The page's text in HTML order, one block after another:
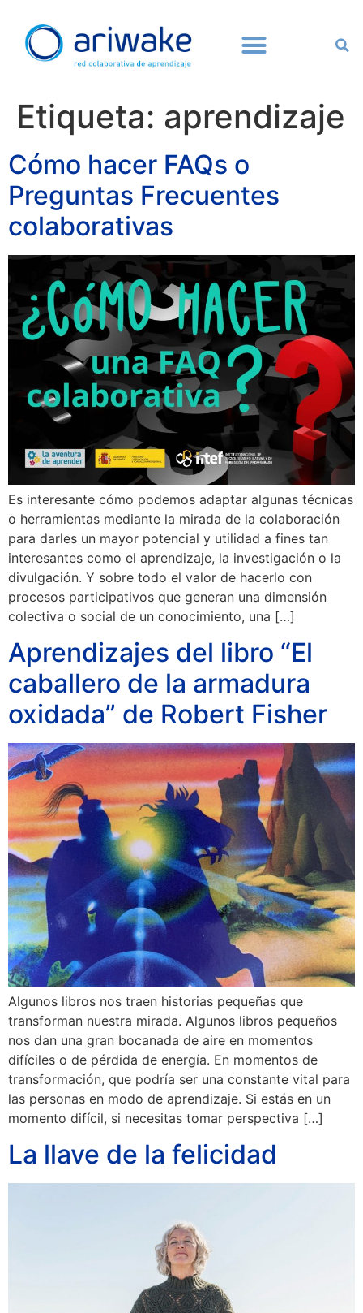
Etiqueta: aprendizaje
Cómo hacer FAQs o
Preguntas Frecuentes
colaborativas
Es interesante cómo podemos adaptar algunas técnicas
o herramientas mediante la mirada de la colaboración
para darles un mayor potencial y utilidad a fines tan
interesantes como el aprendizaje, la investigación o la
divulgación. Y sobre todo el valor de hacerlo con
procesos participativos que generan una dimensión
colectiva o social de un conocimiento, una […]
Aprendizajes del libro “El
caballero de la armadura
oxidada” de Robert Fisher
Algunos libros nos traen historias pequeñas que
transforman nuestra mirada. Algunos libros pequeños
nos dan una gran bocanada de aire en momentos
difíciles o de pérdida de energía. En momentos de
transformación, que podría ser una constante vital para
las personas en modo de aprendizaje. Si estás en un
momento difícil, si necesitas tomar perspectiva […]
La llave de la felicidad